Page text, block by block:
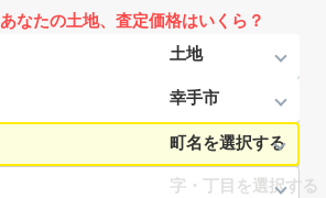
あなたの土地、査定価格はいくら？